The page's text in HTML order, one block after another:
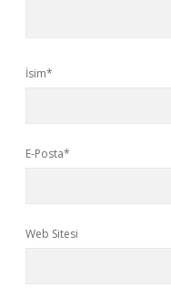
İsim*
E-Posta*
Web Sitesi